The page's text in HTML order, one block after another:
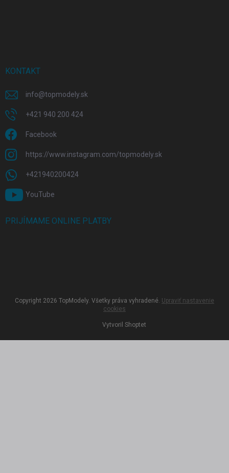
KONTAKT
info@topmodely.sk
+421 940 200 424
Facebook
https://www.instagram.com/topmodely.sk
+421940200424
YouTube
PRIJÍMAME ONLINE PLATBY
Vytvoril Shoptet
Copyright 2026 TopModely. Všetky práva vyhradené. Upraviť nastavenie
cookies